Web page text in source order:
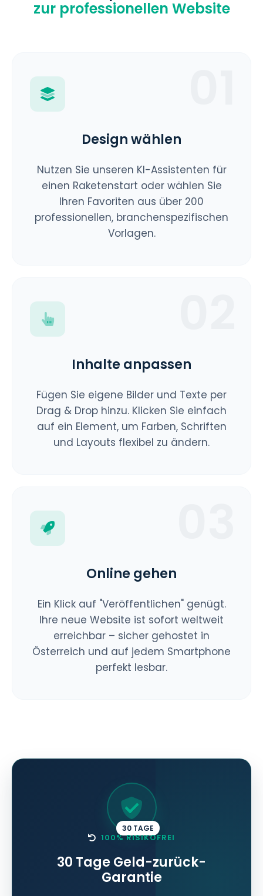
zur professionellen Website
Design wählen
Nutzen Sie unseren KI-Assistenten für
einen Raketenstart oder wählen Sie
Ihren Favoriten aus über 200
professionellen, branchenspezifischen
Vorlagen.
Inhalte anpassen
Fügen Sie eigene Bilder und Texte per
Drag & Drop hinzu. Klicken Sie einfach
auf ein Element, um Farben, Schriften
und Layouts flexibel zu ändern.
Online gehen
Ein Klick auf "Veröffentlichen" genügt.
Ihre neue Website ist sofort weltweit
erreichbar – sicher gehostet in
Österreich und auf jedem Smartphone
perfekt lesbar.
30 TAGE
100% RISIKOFREI
30 Tage Geld-zurück-
Garantie